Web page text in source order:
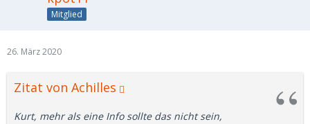
Mitglied
26. März 2020
Zitat von Achilles
Kurt, mehr als eine Info sollte das nicht sein,